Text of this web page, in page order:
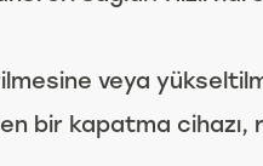
veya
bir kapatma